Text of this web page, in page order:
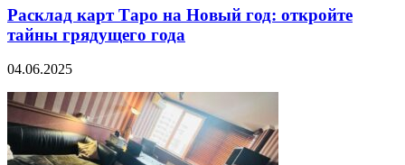
Расклад карт Таро на Новый год: откройте
тайны грядущего года
04.06.2025